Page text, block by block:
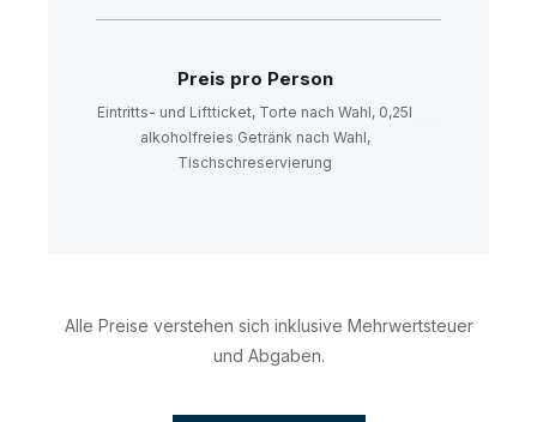
Preis pro Person
Eintritts- und Liftticket, Torte nach Wahl, 0,25l
alkoholfreies Getränk nach Wahl,
Tischschreservierung
Alle Preise verstehen sich inklusive Mehrwertsteuer
und Abgaben.